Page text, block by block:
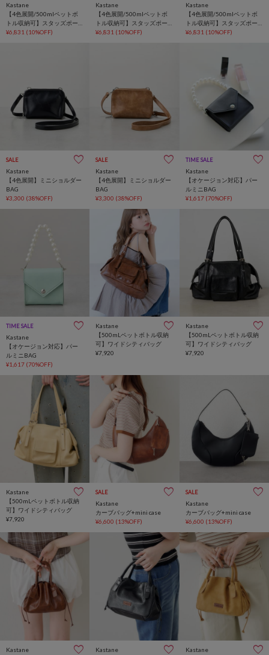
Kastane
【4色展開/500mlペットボ
トル収納可】スタッズポー
チ&ワンショルバッグ
¥6,831 (10%OFF)
Kastane
【4色展開/500mlペットボ
トル収納可】スタッズポー
チ&ワンショルバッグ
¥6,831 (10%OFF)
Kastane
【4色展開/500mlペットボ
トル収納可】スタッズポー
チ&ワンショルバッグ
¥6,831 (10%OFF)
SALE
Kastane
【4色展開】ミニショルダー
BAG
¥3,300 (38%OFF)
SALE
Kastane
【4色展開】ミニショルダー
BAG
¥3,300 (38%OFF)
TIME SALE
Kastane
【オケージョン対応】パー
ルミニBAG
¥1,617 (70%OFF)
TIME SALE
Kastane
【オケージョン対応】パー
ルミニBAG
¥1,617 (70%OFF)
Kastane
【500mLペットボトル収納
可】ワイドシティバッグ
¥7,920
Kastane
【500mLペットボトル収納
可】ワイドシティバッグ
¥7,920
Kastane
【500mLペットボトル収納
可】ワイドシティバッグ
¥7,920
SALE
Kastane
カーブバッグ+mini case
¥6,600 (13%OFF)
SALE
Kastane
カーブバッグ+mini case
¥6,600 (13%OFF)
Kastane
Kastane
Kastane